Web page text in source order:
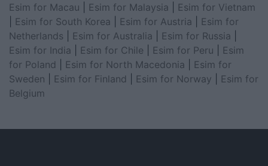
Esim for Macau
Esim for Malaysia
Esim for Vietnam
Esim for South Korea Esim for Austria
Esim for
Netherlands
Esim for Australia Esim for Russia
Esim for India
Esim for Chile Esim for Peru
Esim
for Poland
Esim for North Macedonia
Esim for
Sweden
Esim for Finland Esim for Norway
Esim for
Belgium